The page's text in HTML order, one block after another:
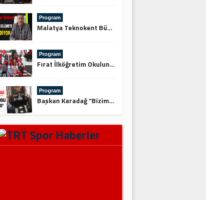
Program
Malatya Teknokent Büyümeye ve Gelişmeye Devam Ediyor
Program
Fırat İlköğretim Okulundan Şehitliğe Ziyaret
Program
Başkan Karadağ “Bizim İçin Önemli 3 Konu Vardı”